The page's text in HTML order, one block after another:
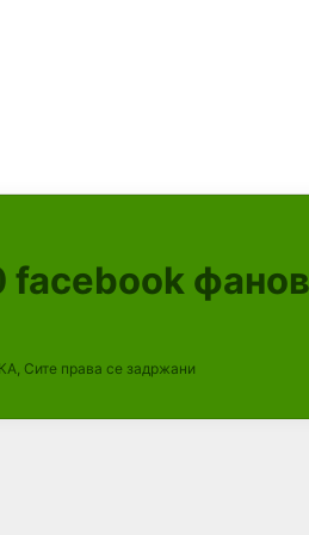
facebook
Сите права се задржани